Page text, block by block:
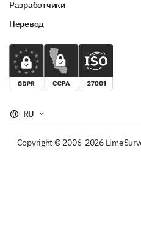
Разработчики
Перевод
RU
Copyright © 2006-2026